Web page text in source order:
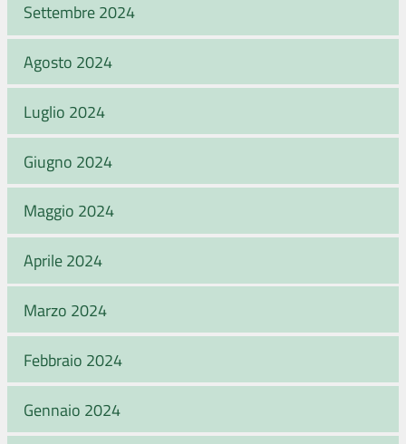
Settembre 2024
Agosto 2024
Luglio 2024
Giugno 2024
Maggio 2024
Aprile 2024
Marzo 2024
Febbraio 2024
Gennaio 2024